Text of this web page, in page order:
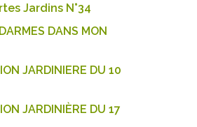
Jardins N°34
DANS MON
JARDINIERE DU 10
JARDINIÈRE DU 17